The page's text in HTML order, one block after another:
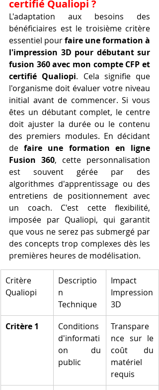
certifié Qualiopi ?
L'adaptation aux besoins des
bénéficiaires est le troisième critère
essentiel pour faire une formation à
l'impression 3D pour débutant sur
fusion 360 avec mon compte CFP et
certifié Qualiopi. Cela signifie que
l'organisme doit évaluer votre niveau
initial avant de commencer. Si vous
êtes un débutant complet, le centre
doit ajuster la durée ou le contenu
des premiers modules. En décidant
de faire une formation en ligne
Fusion 360, cette personnalisation
est souvent gérée par des
algorithmes d'apprentissage ou des
entretiens de positionnement avec
un coach. C'est cette flexibilité,
imposée par Qualiopi, qui garantit
que vous ne serez pas submergé par
des concepts trop complexes dès les
premières heures de modélisation.
Critère
Qualiopi
Descriptio
n
Technique
Impact
Impression
3D
Critère 1
Conditions
d'informati
on du
public
Transpare
nce sur le
coût du
matériel
requis